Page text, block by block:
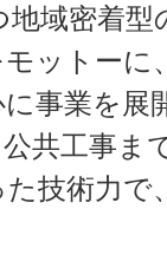
域密着型
モットーに
事業を展
共工事ま
技術力で